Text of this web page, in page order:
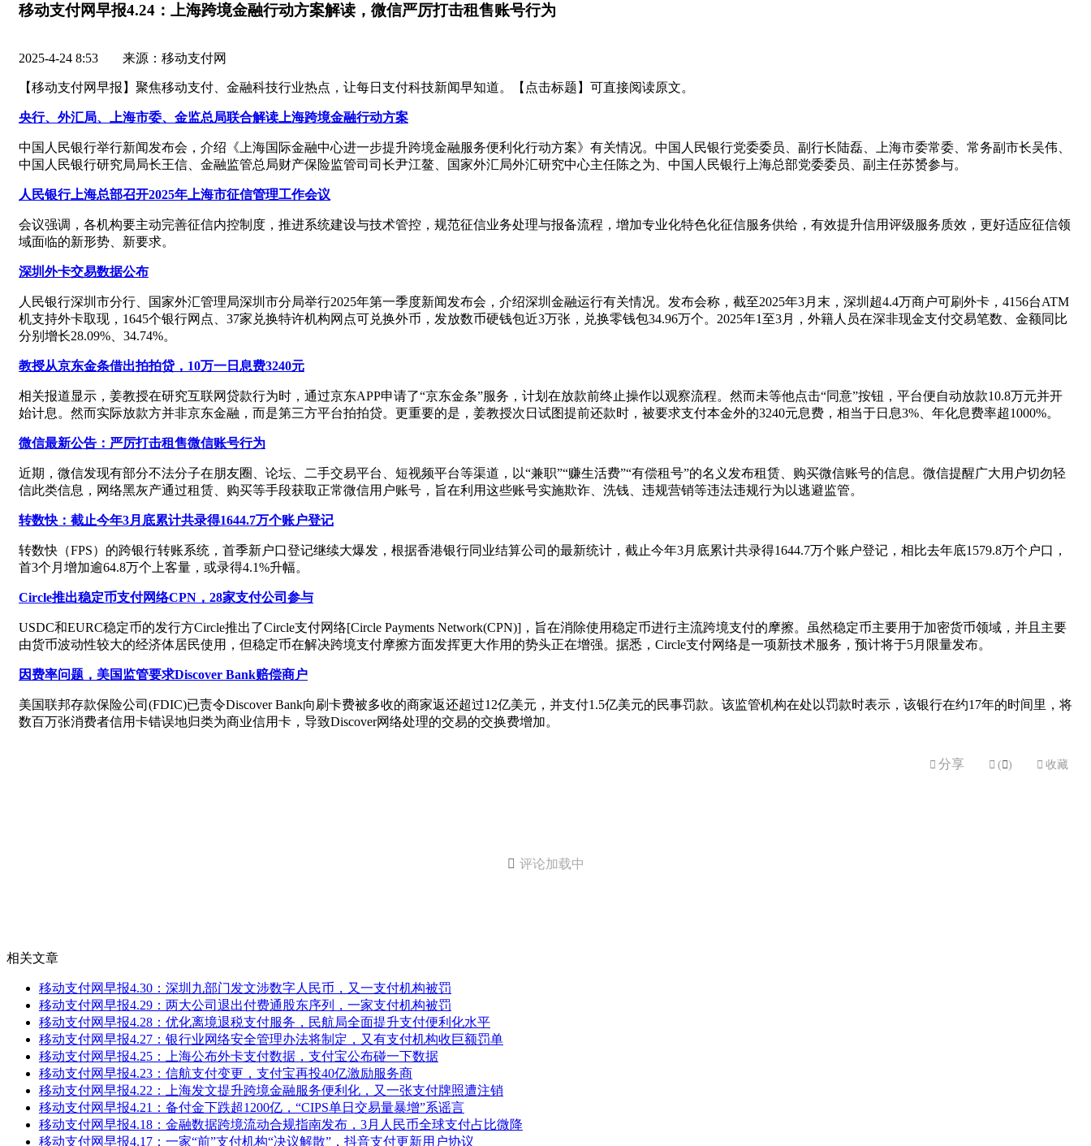
移动支付网早报4.24：上海跨境金融行动方案解读，微信严厉打击租售账号行为
2025-4-24 8:53 来源：移动支付网
【移动支付网早报】聚焦移动支付、金融科技行业热点，让每日支付科技新闻早知道。【点击标题】可直接阅读原文。
央行、外汇局、上海市委、金监总局联合解读上海跨境金融行动方案
中国人民银行举行新闻发布会，介绍《上海国际金融中心进一步提升跨境金融服务便利化行动方案》有关情况。中国人民银行党委委员、副行长陆磊、上海市委常委、常务副市长吴伟、
中国人民银行研究局局长王信、金融监管总局财产保险监管司司长尹江鳌、国家外汇局外汇研究中心主任陈之为、中国人民银行上海总部党委委员、副主任苏赟参与。
人民银行上海总部召开2025年上海市征信管理工作会议
会议强调，各机构要主动完善征信内控制度，推进系统建设与技术管控，规范征信业务处理与报备流程，增加专业化特色化征信服务供给，有效提升信用评级服务质效，更好适应征信领
域面临的新形势、新要求。
深圳外卡交易数据公布
人民银行深圳市分行、国家外汇管理局深圳市分局举行2025年第一季度新闻发布会，介绍深圳金融运行有关情况。发布会称，截至2025年3月末，深圳超4.4万商户可刷外卡，4156台ATM
机支持外卡取现，1645个银行网点、37家兑换特许机构网点可兑换外币，发放数币硬钱包近3万张，兑换零钱包34.96万个。2025年1至3月，外籍人员在深非现金支付交易笔数、金额同比
分别增长28.09%、34.74%。
教授从京东金条借出拍拍贷，10万一日息费3240元
相关报道显示，姜教授在研究互联网贷款行为时，通过京东APP申请了“京东金条”服务，计划在放款前终止操作以观察流程。然而未等他点击“同意”按钮，平台便自动放款10.8万元并开
始计息。然而实际放款方并非京东金融，而是第三方平台拍拍贷。更重要的是，姜教授次日试图提前还款时，被要求支付本金外的3240元息费，相当于日息3%、年化息费率超1000%。
微信最新公告：严厉打击租售微信账号行为
近期，微信发现有部分不法分子在朋友圈、论坛、二手交易平台、短视频平台等渠道，以“兼职”“赚生活费”“有偿租号”的名义发布租赁、购买微信账号的信息。微信提醒广大用户切勿轻
信此类信息，网络黑灰产通过租赁、购买等手段获取正常微信用户账号，旨在利用这些账号实施欺诈、洗钱、违规营销等违法违规行为以逃避监管。
转数快：截止今年3月底累计共录得1644.7万个账户登记
转数快（FPS）的跨银行转账系统，首季新户口登记继续大爆发，根据香港银行同业结算公司的最新统计，截止今年3月底累计共录得1644.7万个账户登记，相比去年底1579.8万个户口，
首3个月增加逾64.8万个上客量，或录得4.1%升幅。
Circle推出稳定币支付网络CPN，28家支付公司参与
USDC和EURC稳定币的发行方Circle推出了Circle支付网络[Circle Payments Network(CPN)]，旨在消除使用稳定币进行主流跨境支付的摩擦。虽然稳定币主要用于加密货币领域，并且主要
由货币波动性较大的经济体居民使用，但稳定币在解决跨境支付摩擦方面发挥更大作用的势头正在增强。据悉，Circle支付网络是一项新技术服务，预计将于5月限量发布。
因费率问题，美国监管要求Discover Bank赔偿商户
美国联邦存款保险公司(FDIC)已责令Discover Bank向刷卡费被多收的商家返还超过12亿美元，并支付1.5亿美元的民事罚款。该监管机构在处以罚款时表示，该银行在约17年的时间里，将
数百万张消费者信用卡错误地归类为商业信用卡，导致Discover网络处理的交易的交换费增加。
 分享  ( )  收藏
 评论加载中
相关文章
移动支付网早报4.30：深圳九部门发文涉数字人民币，又一支付机构被罚
移动支付网早报4.29：两大公司退出付费通股东序列，一家支付机构被罚
移动支付网早报4.28：优化离境退税支付服务，民航局全面提升支付便利化水平
移动支付网早报4.27：银行业网络安全管理办法将制定，又有支付机构收巨额罚单
移动支付网早报4.25：上海公布外卡支付数据，支付宝公布碰一下数据
移动支付网早报4.23：信航支付变更，支付宝再投40亿激励服务商
移动支付网早报4.22：上海发文提升跨境金融服务便利化，又一张支付牌照遭注销
移动支付网早报4.21：备付金下跌超1200亿，“CIPS单日交易量暴增”系谣言
移动支付网早报4.18：金融数据跨境流动合规指南发布，3月人民币全球支付占比微降
移动支付网早报4.17：一家“前”支付机构“决议解散”，抖音支付更新用户协议